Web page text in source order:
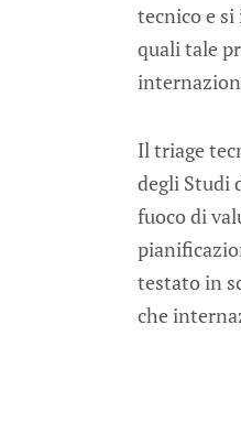
tecnico e
quali tale
Il triage
degli Studi
fuoco di
testato in
che